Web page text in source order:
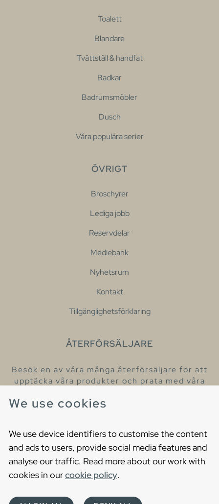
We use cookies
We use device identifiers to customise the content
and ads to users, provide social media features and
analyse our traffic. Read more about our work with
cookies in ourcookie policy.
Toalett
Blandare
Tvättställ & handfat
Badkar
Badrumsmöbler
Dusch
Våra populära serier
ÖVRIGT
Broschyrer
Lediga jobb
Reservdelar
Mediebank
Nyhetsrum
Kontakt
Tillgänglighetsförklaring
ÅTERFÖRSÄLJARE
Besök en av våra många återförsäljare för att
upptäcka våra produkter och prata med våra